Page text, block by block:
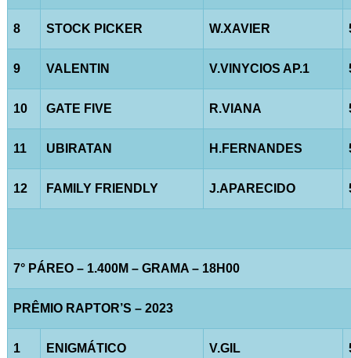
8 STOCK PICKER W.XAVIER
9 VALENTIN V.VINYCIOS AP.1
10 GATE FIVE R.VIANA
11 UBIRATAN H.FERNANDES
12 FAMILY FRIENDLY J.APARECIDO
7° PÁREO – 1.400M – GRAMA – 18H00
PRÊMIO RAPTOR’S – 2023
1 ENIGMÁTICO V.GIL